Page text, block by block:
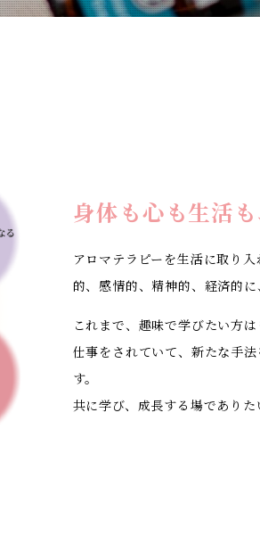
身体も心も生活も
アロマテラピーを生活に取り
的、感情的、精神的、経済的
これまで、趣味で学びたい方
仕事をされていて、新たな手
す。
共に学び、成長する場でありた